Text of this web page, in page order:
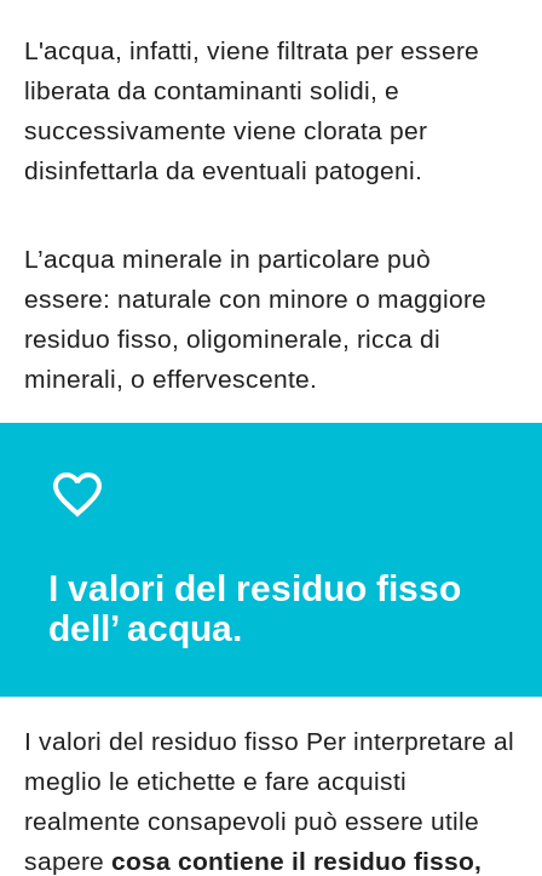
L'acqua, infatti, viene filtrata per essere
liberata da contaminanti solidi, e
successivamente viene clorata per
disinfettarla da eventuali patogeni.
L’acqua minerale in particolare può
essere: naturale con minore o maggiore
residuo fisso, oligominerale, ricca di
minerali, o effervescente.
I valori del residuo fisso
dell’ acqua.
I valori del residuo fisso Per interpretare al
meglio le etichette e fare acquisti
realmente consapevoli può essere utile
sapere cosa contiene il residuo fisso,